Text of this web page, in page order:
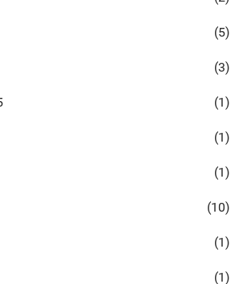
(5)
(3)
(1)
(1)
(1)
(10)
(1)
(1)